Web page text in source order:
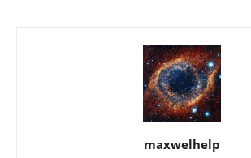
maxwelhelp